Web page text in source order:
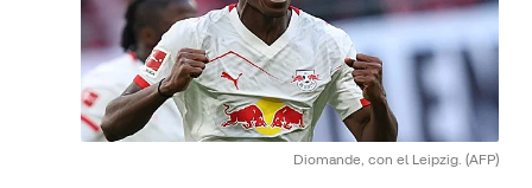
Diomande, con el Leipzig. (AFP)